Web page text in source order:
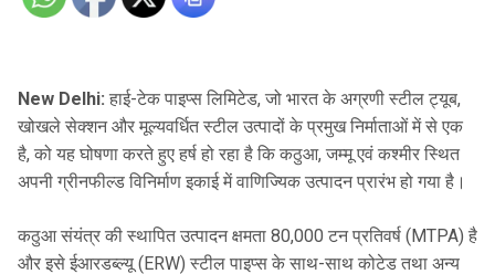
New Delhi: हाई-टेक पाइप्स लिमिटेड, जो भारत के अग्रणी स्टील ट्यूब,
खोखले सेक्शन और मूल्यवर्धित स्टील उत्पादों के प्रमुख निर्माताओं में से एक
है, को यह घोषणा करते हुए हर्ष हो रहा है कि कठुआ, जम्मू एवं कश्मीर स्थित
अपनी ग्रीनफील्ड विनिर्माण इकाई में वाणिज्यिक उत्पादन प्रारंभ हो गया है।
कठुआ संयंत्र की स्थापित उत्पादन क्षमता 80,000 टन प्रतिवर्ष (MTPA) है
और इसे ईआरडब्ल्यू (ERW) स्टील पाइप्स के साथ-साथ कोटेड तथा अन्य